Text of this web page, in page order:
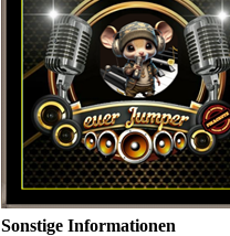
Sonstige Informationen